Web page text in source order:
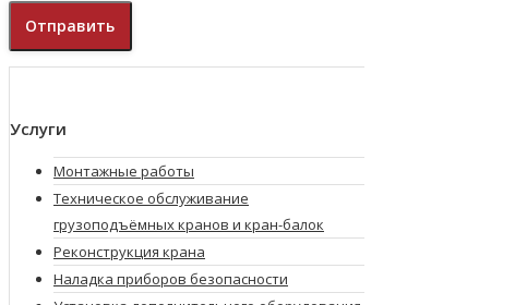
Услуги
Монтажные работы
Техническое обслуживание
грузоподъёмных кранов и кран-балок
Реконструкция крана
Наладка приборов безопасности